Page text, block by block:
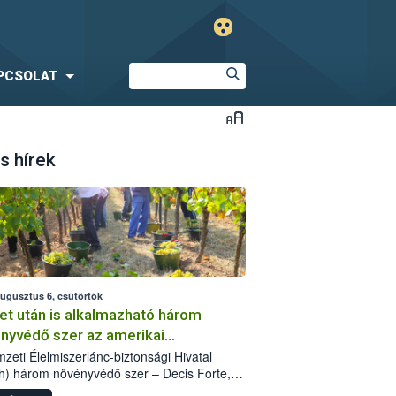
hírek
6, csütörtök
után is alkalmazható három
szer az amerikai
ellen
Élelmiszerlánc-biztonsági Hivatal
három növényvédő szer – Decis Forte,
24 EW, Oroganic – engedélyokiratát